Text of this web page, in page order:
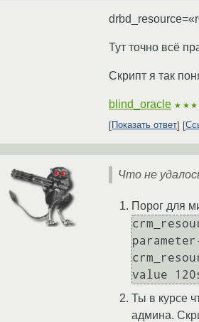
Тут точно всё
Скрипт я так
blind_oracle
Показать ответ
Что не
Порог для
value
Ты в курсе
админа.